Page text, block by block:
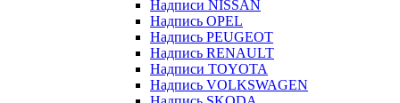
Надписи NISSAN
Надпись OPEL
Надпись PEUGEOT
Надпись RENAULT
Надписи TOYOTA
Надпись VOLKSWAGEN